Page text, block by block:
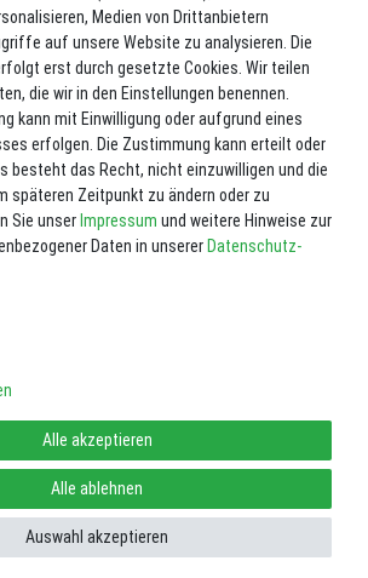
In den Warenkorb
Vertrag widerrufen
Medien von Drittanbietern
auf unsere Website zu analysieren. Die
erst durch gesetzte Cookies. Wir teilen
die wir in den Einstellungen benennen.
kann mit Einwilligung oder aufgrund eines
erfolgen. Die Zustimmung kann erteilt oder
besteht das Recht, nicht einzuwilligen und die
späteren Zeitpunkt zu ändern oder zu
Sie unser Impressum und weitere Hinweise zur
Daten in unserer Daten­schutz­
Alle akzeptieren
Alle ablehnen
Auswahl akzeptieren